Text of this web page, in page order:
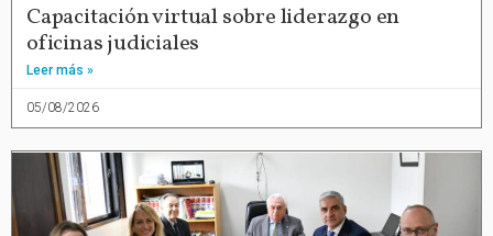
Capacitación virtual sobre liderazgo en
oficinas judiciales
Leer más »
05/08/2026